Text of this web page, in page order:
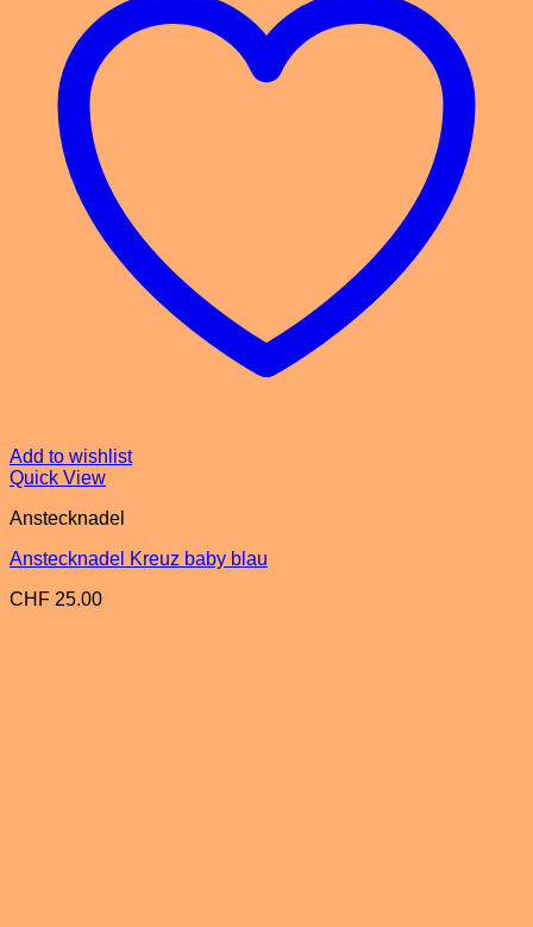
Add to wishlist
Quick View
Anstecknadel
Anstecknadel Kreuz baby blau
CHF 25.00